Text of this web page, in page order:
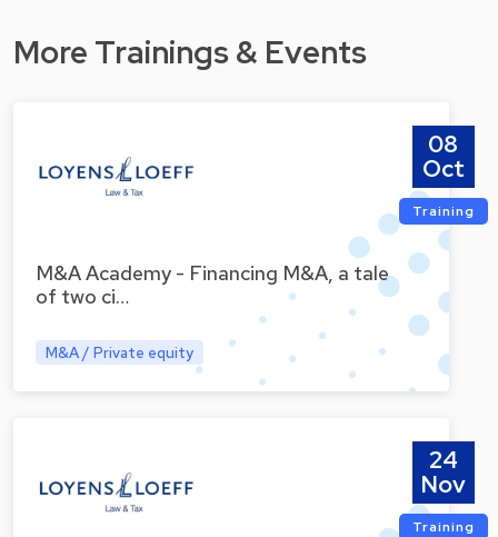
More Trainings & Events
M&A Academy - Financing M&A, a tale
of two ci…
M&A / Private equity
08
Oct
Training
24
Nov
Training